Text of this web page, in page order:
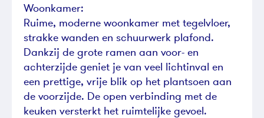
Woonkamer:
Ruime, moderne woonkamer met tegelvloer,
strakke wanden en schuurwerk plafond.
Dankzij de grote ramen aan voor- en
achterzijde geniet je van veel lichtinval en
een prettige, vrije blik op het plantsoen aan
de voorzijde. De open verbinding met de
keuken versterkt het ruimtelijke gevoel.